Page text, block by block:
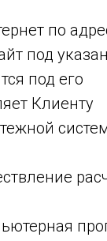
по
под
под его
Клиенту